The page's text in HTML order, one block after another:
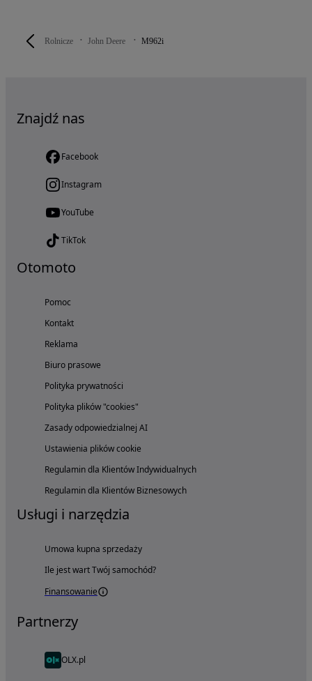
Rolnicze John Deere M962i
Znajdź nas
Facebook
Instagram
YouTube
TikTok
Otomoto
Pomoc
Kontakt
Reklama
Biuro prasowe
Polityka prywatności
Polityka plików "cookies"
Zasady odpowiedzialnej AI
Ustawienia plików cookie
Regulamin dla Klientów Indywidualnych
Regulamin dla Klientów Biznesowych
Usługi i narzędzia
Umowa kupna sprzedaży
Ile jest wart Twój samochód?
Finansowanie
Partnerzy
OLX.pl